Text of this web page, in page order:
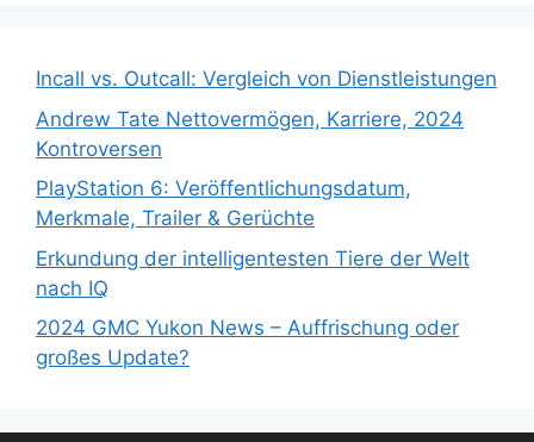
Incall vs. Outcall: Vergleich von Dienstleistungen
Andrew Tate Nettovermögen, Karriere, 2024
Kontroversen
PlayStation 6: Veröffentlichungsdatum,
Merkmale, Trailer & Gerüchte
Erkundung der intelligentesten Tiere der Welt
nach IQ
2024 GMC Yukon News – Auffrischung oder
großes Update?